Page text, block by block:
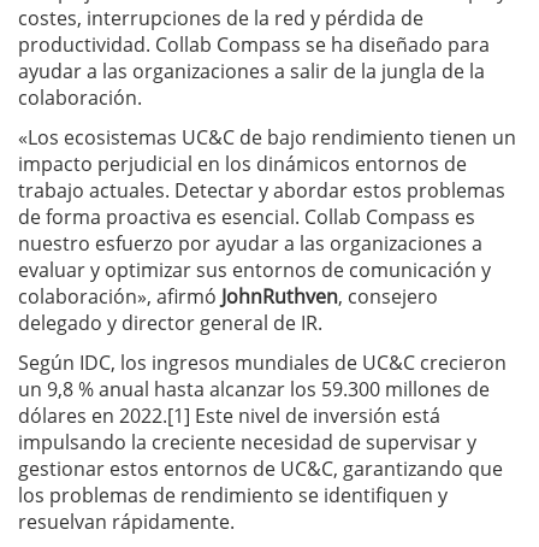
costes, interrupciones de la red y pérdida de
productividad. Collab Compass se ha diseñado para
ayudar a las organizaciones a salir de la jungla de la
colaboración.
«Los ecosistemas UC&C de bajo rendimiento tienen un
impacto perjudicial en los dinámicos entornos de
trabajo actuales. Detectar y abordar estos problemas
de forma proactiva es esencial. Collab Compass es
nuestro esfuerzo por ayudar a las organizaciones a
evaluar y optimizar sus entornos de comunicación y
colaboración», afirmó JohnRuthven, consejero
delegado y director general de IR.
Según IDC, los ingresos mundiales de UC&C crecieron
un 9,8 % anual hasta alcanzar los 59.300 millones de
dólares en 2022.[1] Este nivel de inversión está
impulsando la creciente necesidad de supervisar y
gestionar estos entornos de UC&C, garantizando que
los problemas de rendimiento se identifiquen y
resuelvan rápidamente.